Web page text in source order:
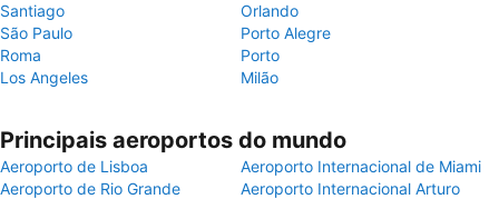
Santiago
Orlando
São Paulo
Porto Alegre
Roma
Porto
Los Angeles
Milão
Principais aeroportos do mundo
Aeroporto de Lisboa
Aeroporto Internacional de Miami
Aeroporto de Rio Grande
Aeroporto Internacional Arturo